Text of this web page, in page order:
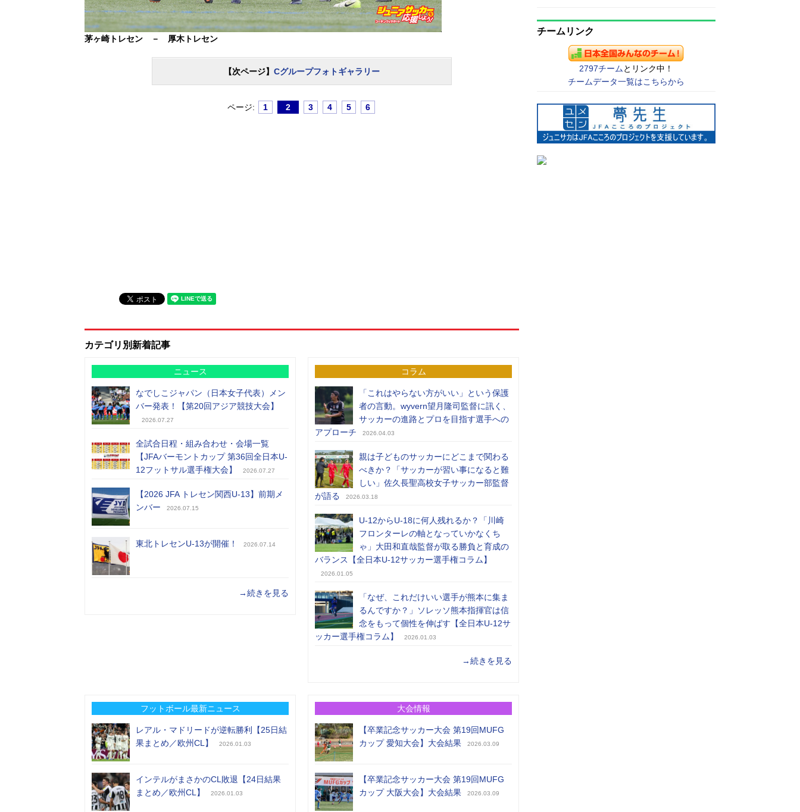
茅ヶ崎トレセン － 厚木トレセン
【次ページ】 Cグループフォトギャラリー
ページ: 1 2 3 4 5 6
カテゴリ別新着記事
ニュース
なでしこジャパン（日本女子代表）メン
バー発表！【第20回アジア競技大会】
2026.07.27
全試合日程・組み合わせ・会場一覧
【JFAバーモントカップ 第36回全日本U-
12フットサル選手権大会】
2026.07.27
【2026 JFA トレセン関西U-13】前期メ
ンバー
2026.07.15
東北トレセンU-13が開催！ 2026.07.14
→続きを見る
コラム
「これはやらない方がいい」という保護
者の言動。wyvern望月隆司監督に訊く、
サッカーの進路とプロを目指す選手への
アプローチ
2026.04.03
親は子どものサッカーにどこまで関わる
べきか？「サッカーが習い事になると難
しい」佐久長聖高校女子サッカー部監督
が語る
2026.03.18
U-12からU-18に何人残れるか？「川崎
フロンターレの軸となっていかなくち
ゃ」大田和直哉監督が取る勝負と育成の
バランス【全日本U-12サッカー選手権コラム】
2026.01.05
「なぜ、これだけいい選手が熊本に集ま
るんですか？」ソレッソ熊本指揮官は信
念をもって個性を伸ばす【全日本U-12サ
ッカー選手権コラム】
2026.01.03
→続きを見る
フットボール最新ニュース
レアル・マドリードが逆転勝利【25日結
果まとめ／欧州CL】
2026.01.03
インテルがまさかのCL敗退【24日結果
まとめ／欧州CL】
2026.01.03
大会情報
【卒業記念サッカー大会 第19回MUFG
カップ 愛知大会】大会結果
2026.03.09
【卒業記念サッカー大会 第19回MUFG
カップ 大阪大会】大会結果
2026.03.09
チームリンク
2797チーム とリンク中！
チームデータ一覧はこちらから